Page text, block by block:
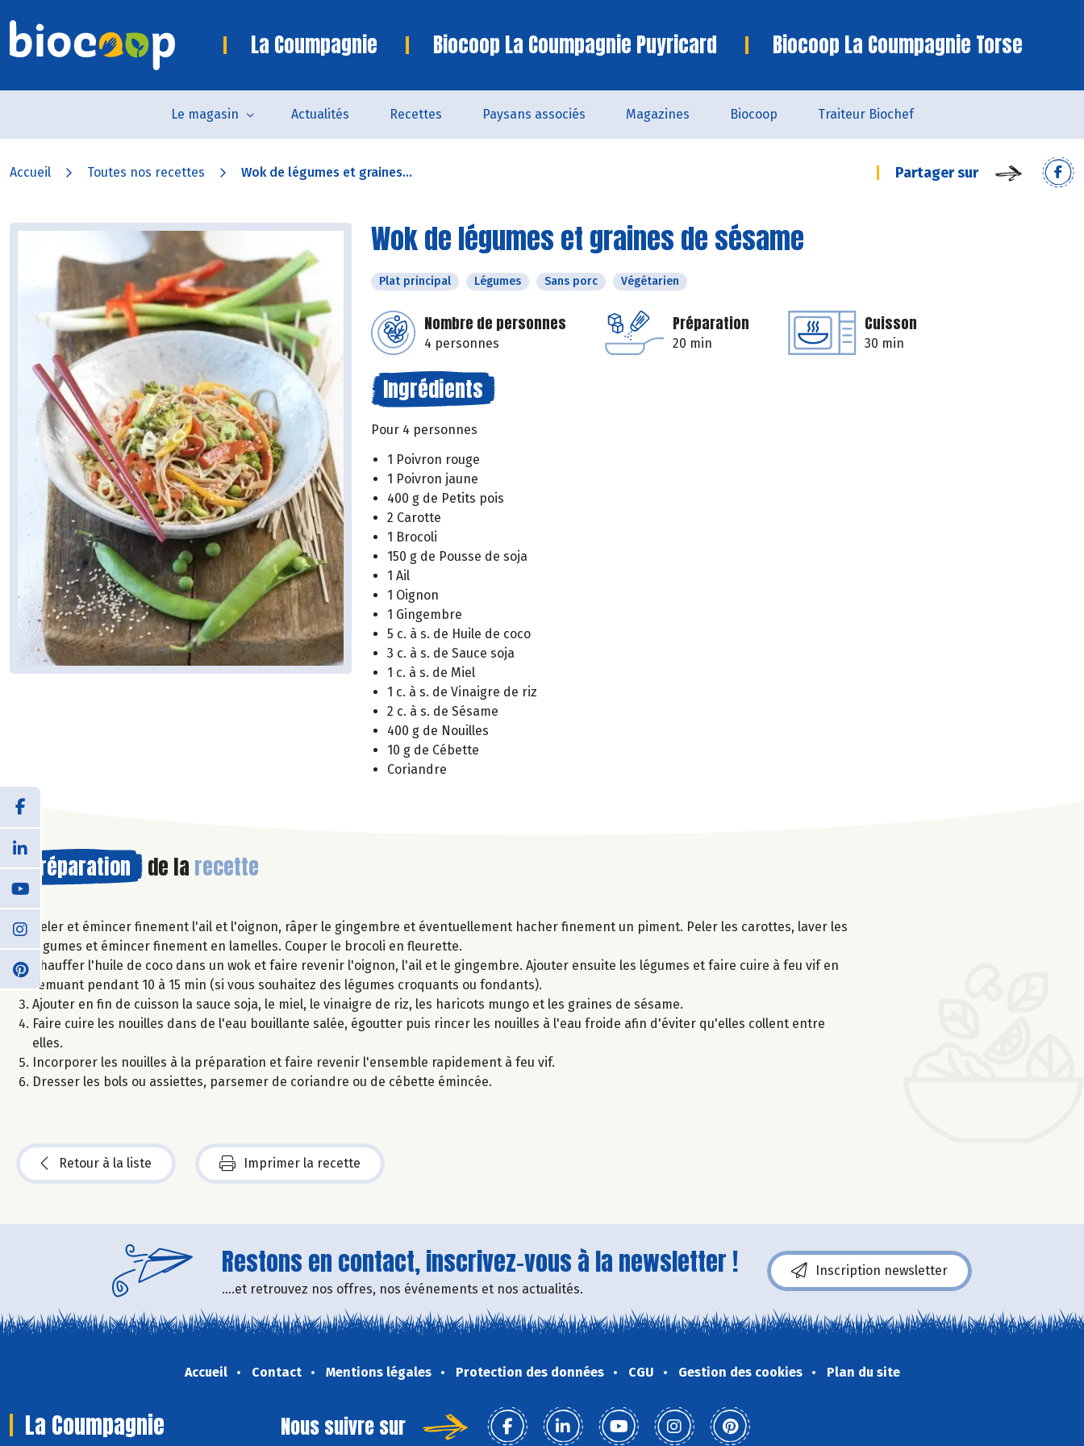
La Coumpagnie Biocoop La Coumpagnie Puyricard Biocoop La Coumpagnie Torse
Le magasin Actualités Recettes Paysans associés Magazines Biocoop Traiteur Biochef
Accueil Toutes nos recettes Wok de légumes et graines... Partager sur
Wok de légumes et graines de sésame
Plat principal Légumes Sans porc Végétarien
Nombre de personnes
4 personnes
Préparation
20 min
Cuisson
30 min
Ingrédients
Pour 4 personnes
1 Poivron rouge
1 Poivron jaune
400 g de Petits pois
2 Carotte
1 Brocoli
150 g de Pousse de soja
1 Ail
1 Oignon
1 Gingembre
5 c. à s. de Huile de coco
3 c. à s. de Sauce soja
1 c. à s. de Miel
1 c. à s. de Vinaigre de riz
2 c. à s. de Sésame
400 g de Nouilles
10 g de Cébette
Coriandre
Préparation de la recette
Peler et émincer finement l'ail et l'oignon, râper le gingembre et éventuellement hacher finement un piment. Peler les carottes, laver les
légumes et émincer finement en lamelles. Couper le brocoli en fleurette.
Chauffer l'huile de coco dans un wok et faire revenir l'oignon, l'ail et le gingembre. Ajouter ensuite les légumes et faire cuire à feu vif en
remuant pendant 10 à 15 min (si vous souhaitez des légumes croquants ou fondants).
Ajouter en fin de cuisson la sauce soja, le miel, le vinaigre de riz, les haricots mungo et les graines de sésame.
Faire cuire les nouilles dans de l'eau bouillante salée, égoutter puis rincer les nouilles à l'eau froide afin d'éviter qu'elles collent entre
elles.
Incorporer les nouilles à la préparation et faire revenir l'ensemble rapidement à feu vif.
Dresser les bols ou assiettes, parsemer de coriandre ou de cébette émincée.
Retour à la liste Imprimer la recette
Restons en contact, inscrivez-vous à la newsletter !
....et retrouvez nos offres, nos événements et nos actualités.
Inscription newsletter
Accueil Contact Mentions légales Protection des données CGU Gestion des cookies Plan du site
La Coumpagnie Nous suivre sur